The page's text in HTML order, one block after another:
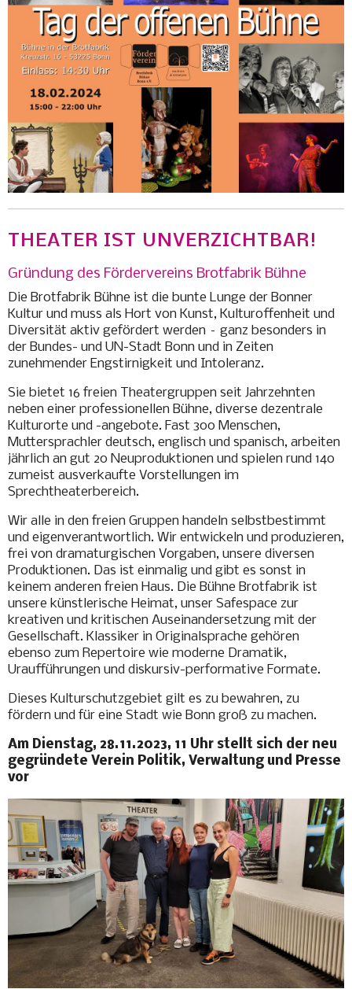
THEATER IST UNVERZICHTBAR!
Gründung des Fördervereins Brotfabrik Bühne
Die Brotfabrik Bühne ist die bunte Lunge der Bonner
Kultur und muss als Hort von Kunst, Kulturoffenheit und
Diversität aktiv gefördert werden – ganz besonders in
der Bundes- und UN-Stadt Bonn und in Zeiten
zunehmender Engstirnigkeit und Intoleranz.
Sie bietet 16 freien Theatergruppen seit Jahrzehnten
neben einer professionellen Bühne, diverse dezentrale
Kulturorte und -angebote. Fast 300 Menschen,
Muttersprachler deutsch, englisch und spanisch, arbeiten
jährlich an gut 20 Neuproduktionen und spielen rund 140
zumeist ausverkaufte Vorstellungen im
Sprechtheaterbereich.
Wir alle in den freien Gruppen handeln selbstbestimmt
und eigenverantwortlich. Wir entwickeln und produzieren,
frei von dramaturgischen Vorgaben, unsere diversen
Produktionen. Das ist einmalig und gibt es sonst in
keinem anderen freien Haus. Die Bühne Brotfabrik ist
unsere künstlerische Heimat, unser Safespace zur
kreativen und kritischen Auseinandersetzung mit der
Gesellschaft. Klassiker in Originalsprache gehören
ebenso zum Repertoire wie moderne Dramatik,
Uraufführungen und diskursiv-performative Formate.
Dieses Kulturschutzgebiet gilt es zu bewahren, zu
fördern und für eine Stadt wie Bonn groß zu machen.
Am Dienstag, 28.11.2023, 11 Uhr stellt sich der neu
gegründete Verein Politik, Verwaltung und Presse
vor